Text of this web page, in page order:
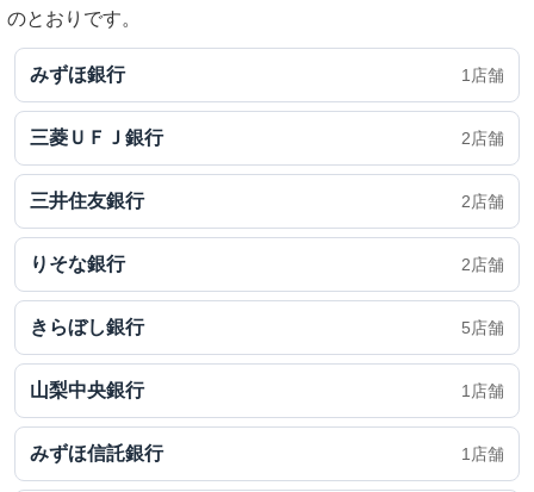
のとおりです。
みずほ銀行 1店舗
三菱ＵＦＪ銀行 2店舗
三井住友銀行 2店舗
りそな銀行 2店舗
きらぼし銀行 5店舗
山梨中央銀行 1店舗
みずほ信託銀行 1店舗